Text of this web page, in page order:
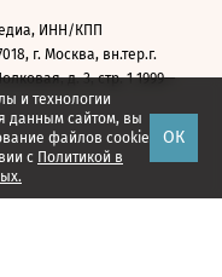
и технологии
данным сайтом, вы
файлов cookie
с Политикой в
ОК
ИНН/КПП
г. Москва, вн.тер.г.
д. 3, стр. 1 1999—